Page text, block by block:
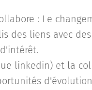
: Le
des liens avec
linkedin) et la